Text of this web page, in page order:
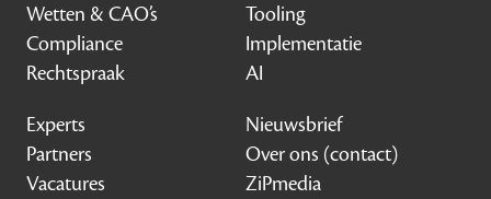
Wetten & CAO’s
Compliance
Rechtspraak
Tooling
Implementatie
AI
Experts
Partners
Vacatures
Nieuwsbrief
Over ons (contact)
ZiPmedia